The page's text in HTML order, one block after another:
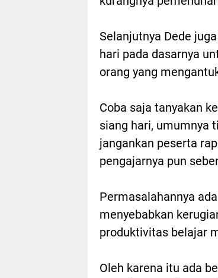
Selanjutnya Dede
hari pada dasarnya
orang yang
Coba saja tanyakan
siang hari, umumnya
jangankan peserta
pengajarnya pun
Permasalahannya
menyebabkan
produktivitas belajar
Oleh karena itu ada